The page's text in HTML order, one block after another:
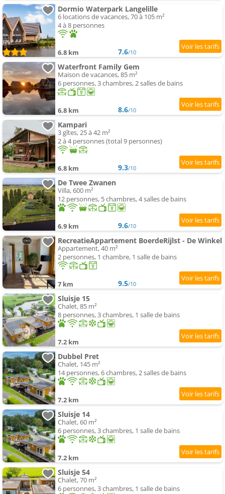
Dormio Waterpark Langelille
6 locations de vacances, 70 à 105 m²
4 à 8 personnes
6.8 km 7.6/10
Waterfront Family Gem
Maison de vacances, 85 m²
6 personnes, 3 chambres, 2 salles de bains
6.8 km 8.6/10
Kampari
3 gîtes, 25 à 42 m²
2 à 4 personnes (total 9 personnes)
6.8 km 9.3/10
De Twee Zwanen
Villa, 600 m²
12 personnes, 5 chambres, 4 salles de bains
6.9 km 9.6/10
RecreatieAppartement BoerdeRijlst - De Winkel
Appartement, 40 m²
2 personnes, 1 chambre, 1 salle de bains
7 km 9.5/10
Sluisje 15
Chalet, 85 m²
8 personnes, 3 chambres, 1 salle de bains
7.2 km
Dubbel Pret
Chalet, 145 m²
14 personnes, 6 chambres, 2 salles de bains
7.2 km
Sluisje 14
Chalet, 60 m²
6 personnes, 3 chambres, 1 salle de bains
7.2 km
Sluisje 54
Chalet, 70 m²
6 personnes, 3 chambres, 1 salle de bains